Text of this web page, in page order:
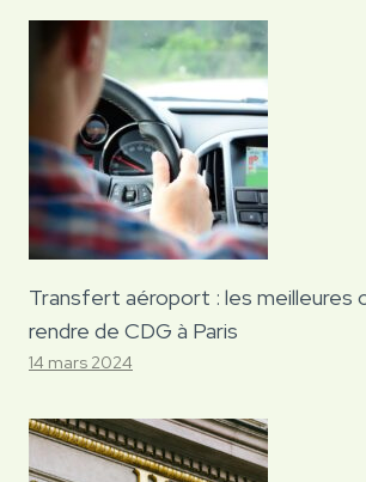
Transfert aéroport : les meilleures
rendre de CDG à Paris
14 mars 2024